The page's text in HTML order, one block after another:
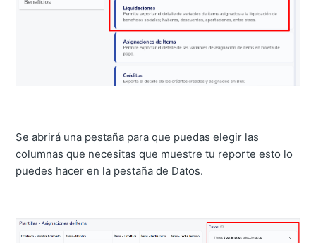
Se abrirá una pestaña para que puedas elegir las
columnas que necesitas que muestre tu reporte esto lo
puedes hacer en la pestaña de Datos.